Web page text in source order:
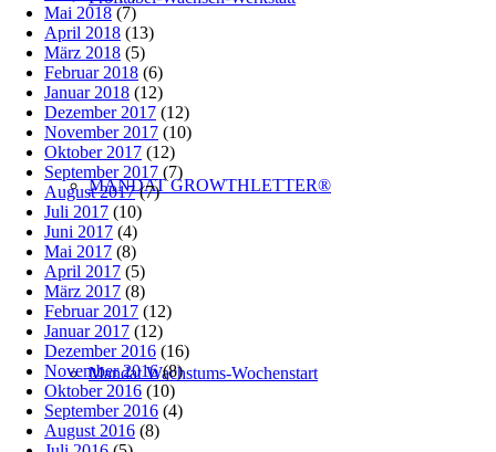
MANDAT GROWTHLETTER®
Mandat Wachstums-Wochenstart
Mai 2018 (7)
April 2018 (13)
März 2018 (5)
Februar 2018 (6)
Januar 2018 (12)
Dezember 2017 (12)
November 2017 (10)
Oktober 2017 (12)
September 2017 (7)
August 2017(7)
Juli 2017 (10)
Juni 2017 (4)
Mai 2017 (8)
April 2017 (5)
März 2017 (8)
Februar 2017 (12)
Januar 2017 (12)
Dezember 2016 (16)
November 2016(8)
Oktober 2016 (10)
September 2016 (4)
August 2016 (8)